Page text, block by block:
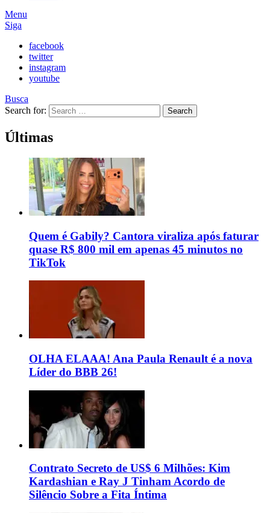
Menu
Siga
facebook
twitter
instagram
youtube
Busca
Search for:
Search
Últimas
Quem é Gabily? Cantora viraliza após faturar
quase R$ 800 mil em apenas 45 minutos no
TikTok
OLHA ELAAA! Ana Paula Renault é a nova
Líder do BBB 26!
Contrato Secreto de US$ 6 Milhões: Kim
Kardashian e Ray J Tinham Acordo de
Silêncio Sobre a Fita Íntima